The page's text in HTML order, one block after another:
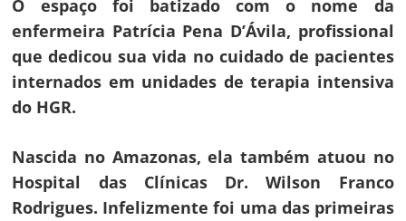
O espaço foi batizado com o nome da
enfermeira Patrícia Pena D’Ávila, profissional
que dedicou sua vida no cuidado de pacientes
internados em unidades de terapia intensiva
do HGR.
Nascida no Amazonas, ela também atuou no
Hospital das Clínicas Dr. Wilson Franco
Rodrigues. Infelizmente foi uma das primeiras